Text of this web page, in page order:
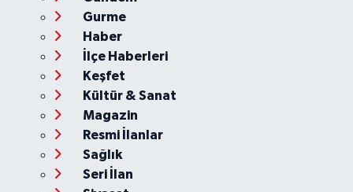
Gurme
Haber
İlçe Haberleri
Keşfet
Kültür & Sanat
Magazin
Resmi İlanlar
Sağlık
Seri İlan